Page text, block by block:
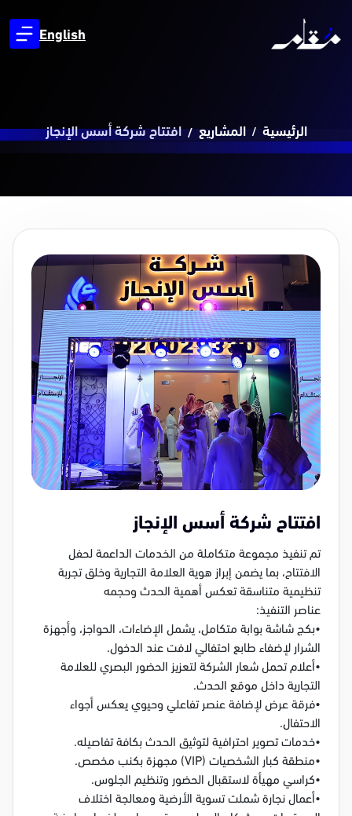
English
الرئيسية المشاريع افتتاح شركة أسس الإنجاز
افتتاح شركة أسس الإنجاز
تم تنفيذ مجموعة متكاملة من الخدمات الداعمة لحفل
الافتتاح، بما يضمن إبراز هوية العلامة التجارية وخلق تجربة
تنظيمية متناسقة تعكس أهمية الحدث وحجمه
عناصر التنفيذ:
•بكج شاشة بوابة متكامل، يشمل الإضاءات، الحواجز، وأجهزة
الشرار لإضفاء طابع احتفالي لافت عند الدخول.
•أعلام تحمل شعار الشركة لتعزيز الحضور البصري للعلامة
التجارية داخل موقع الحدث.
•فرقة عرض لإضافة عنصر تفاعلي وحيوي يعكس أجواء
الاحتفال.
•خدمات تصوير احترافية لتوثيق الحدث بكافة تفاصيله.
•منطقة كبار الشخصيات (VIP) مجهزة بكنب مخصص.
•كراسي مهيأة لاستقبال الحضور وتنظيم الجلوس.
•أعمال نجارة شملت تسوية الأرضية ومعالجة اختلاف